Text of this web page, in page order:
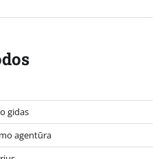
gidas
agentūra